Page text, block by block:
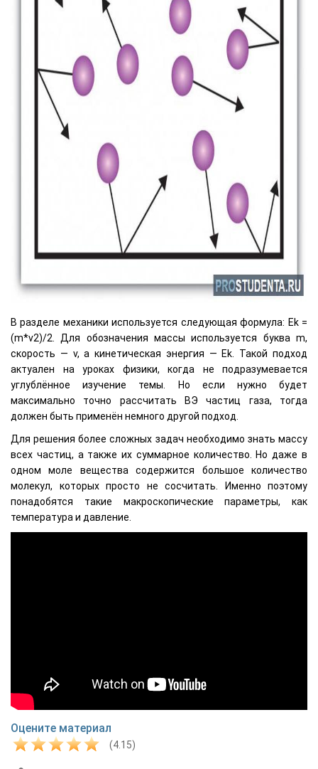
В разделе механики используется следующая формула: Ek =
(m*v2)/2. Для обозначения массы используется буква m,
скорость — v, а кинетическая энергия — Ek. Такой подход
актуален на уроках физики, когда не подразумевается
углублённое изучение темы. Но если нужно будет
максимально точно рассчитать ВЭ частиц газа, тогда
должен быть применён немного другой подход.
Для решения более сложных задач необходимо знать массу
всех частиц, а также их суммарное количество. Но даже в
одном моле вещества содержится большое количество
молекул, которых просто не сосчитать. Именно поэтому
понадобятся такие макроскопические параметры, как
температура и давление.
Оцените материал
(4.15)